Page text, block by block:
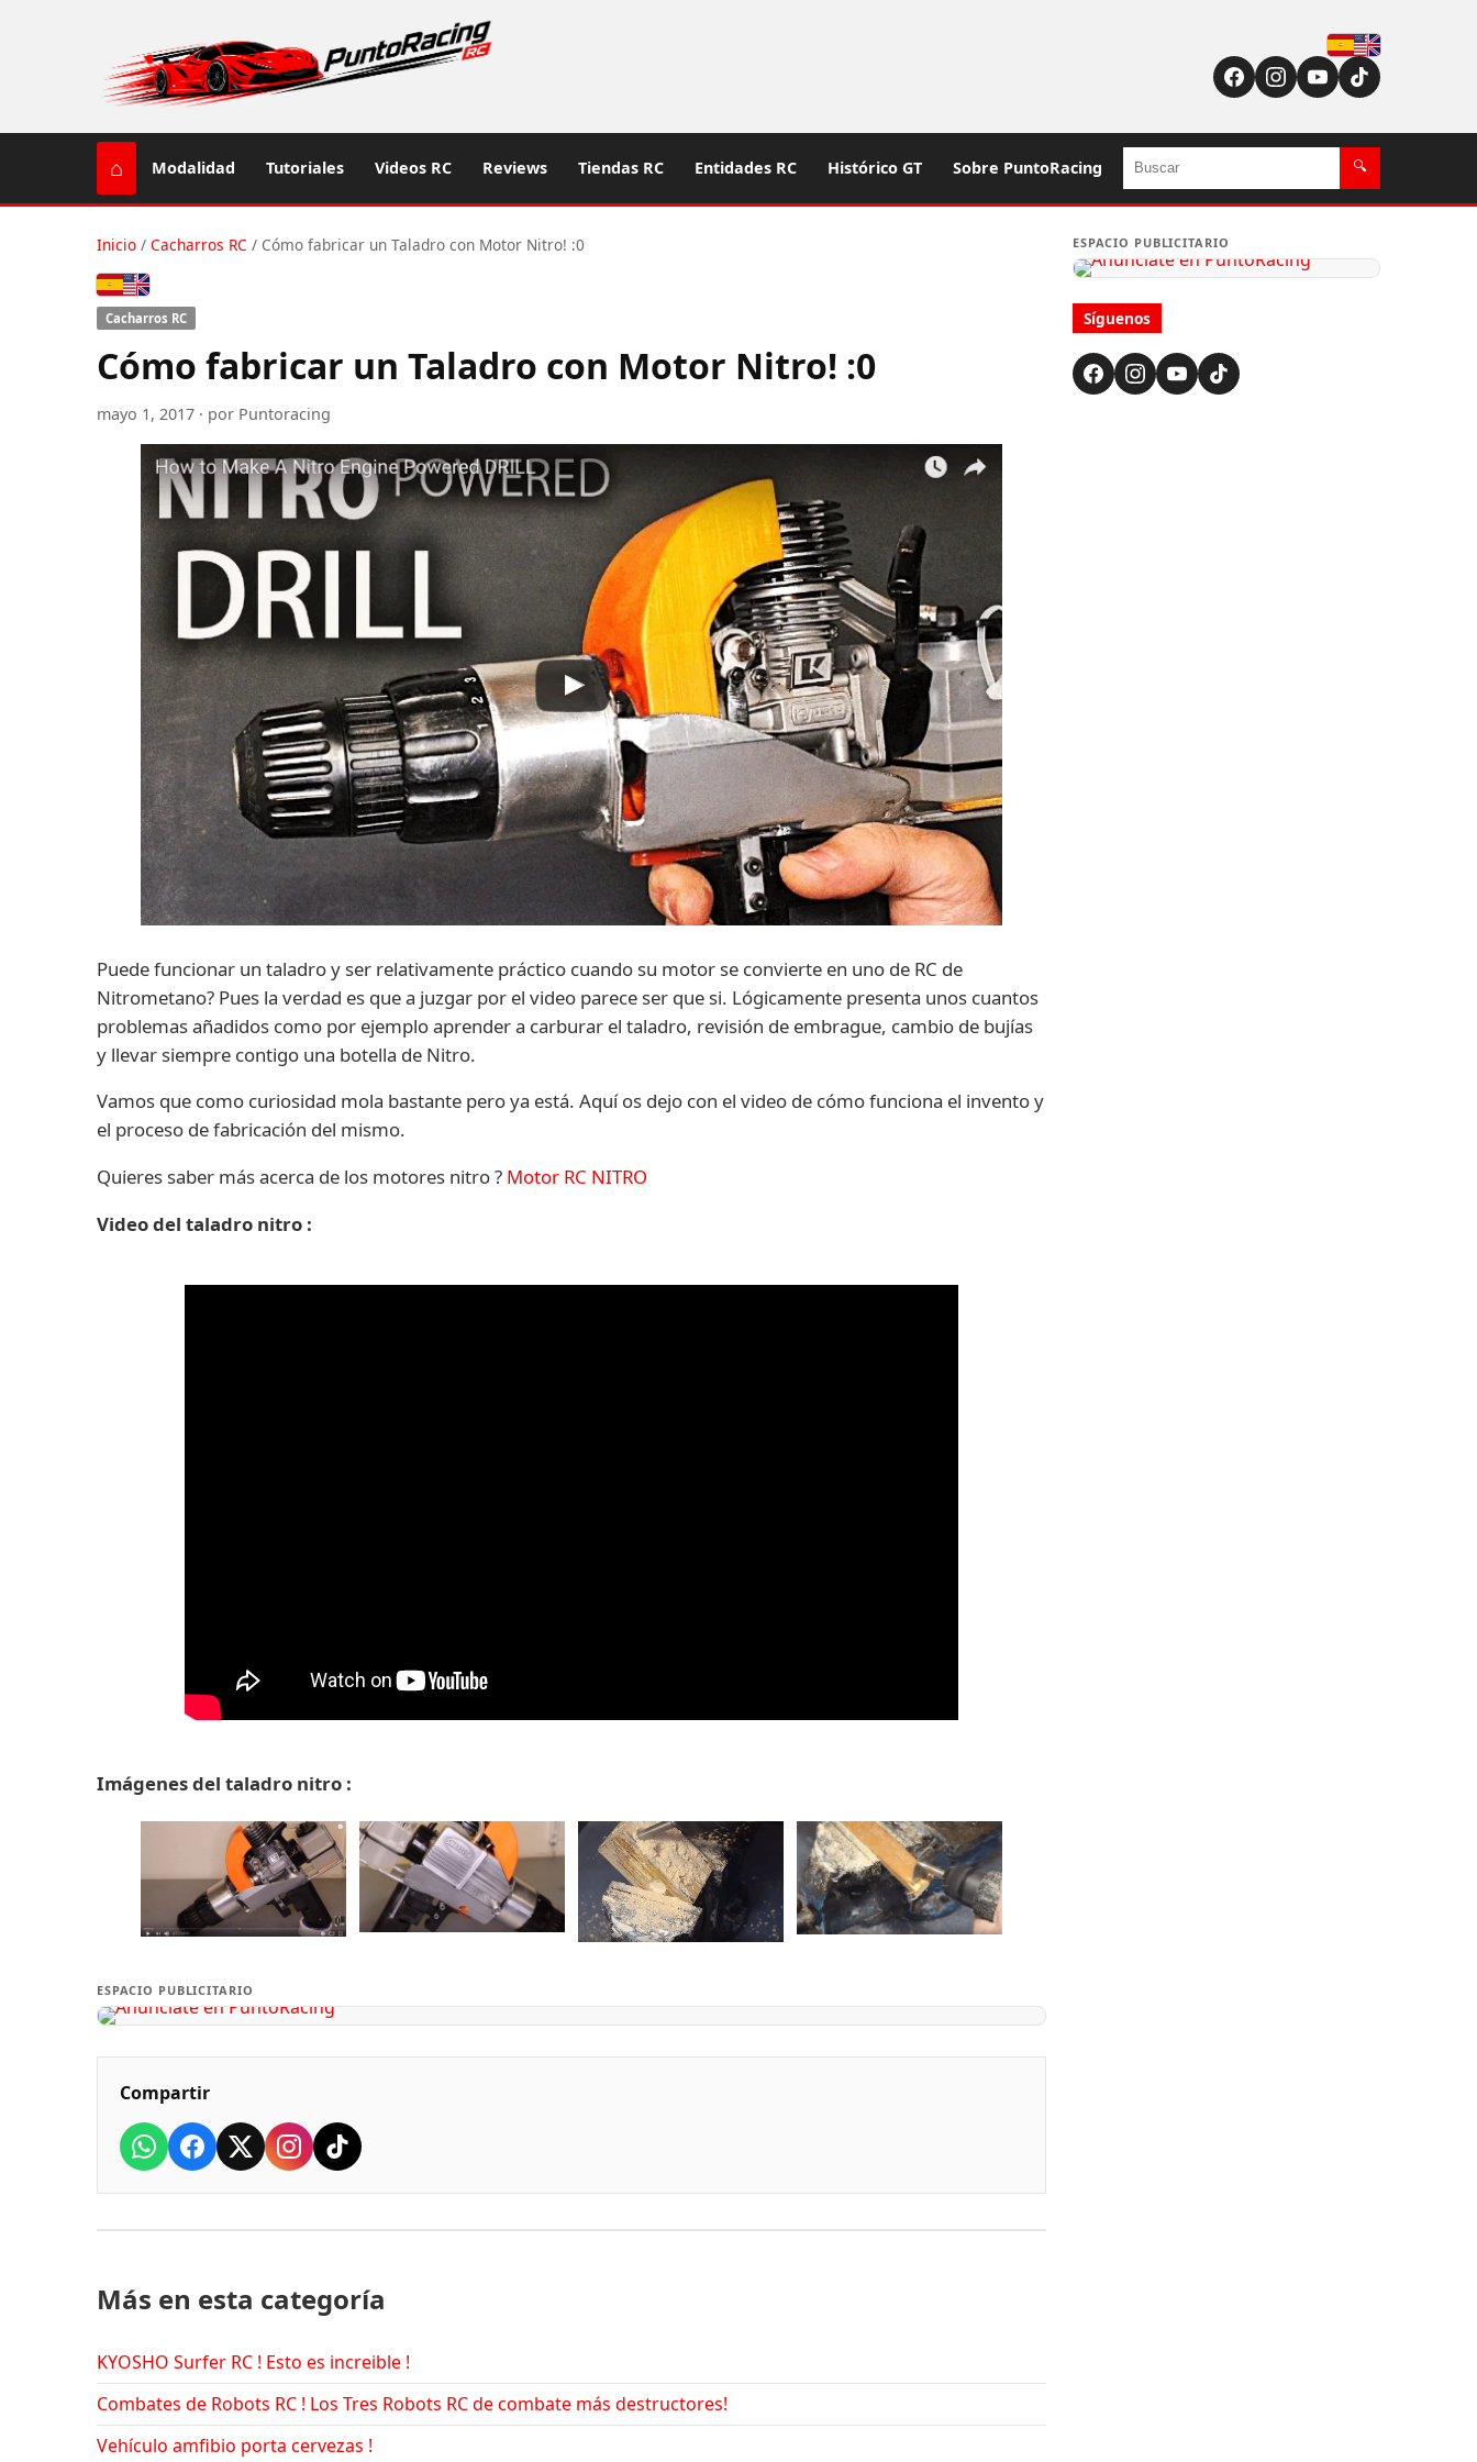
Español
English (US / UK)
⌂ Modalidad Tutoriales Videos RC Reviews Tiendas RC Entidades RC Histórico GT Sobre PuntoRacing Buscar 🔍
Inicio / Cacharros RC / Cómo fabricar un Taladro con Motor Nitro! :0
Español
English (US / UK)
Cacharros RC
Cómo fabricar un Taladro con Motor Nitro! :0
mayo 1, 2017 · por Puntoracing
Puede funcionar un taladro y ser relativamente práctico cuando su motor se convierte en uno de RC de
Nitrometano? Pues la verdad es que a juzgar por el video parece ser que si. Lógicamente presenta unos cuantos
problemas añadidos como por ejemplo aprender a carburar el taladro, revisión de embrague, cambio de bujías
y llevar siempre contigo una botella de Nitro.
Vamos que como curiosidad mola bastante pero ya está. Aquí os dejo con el video de cómo funciona el invento y
el proceso de fabricación del mismo.
Quieres saber más acerca de los motores nitro ? Motor RC NITRO
Video del taladro nitro :
Imágenes del taladro nitro :
ESPACIO PUBLICITARIO
Compartir
Más en esta categoría
KYOSHO Surfer RC ! Esto es increible !
Combates de Robots RC ! Los Tres Robots RC de combate más destructores!
Vehículo amfibio porta cervezas !
ESPACIO PUBLICITARIO
Síguenos